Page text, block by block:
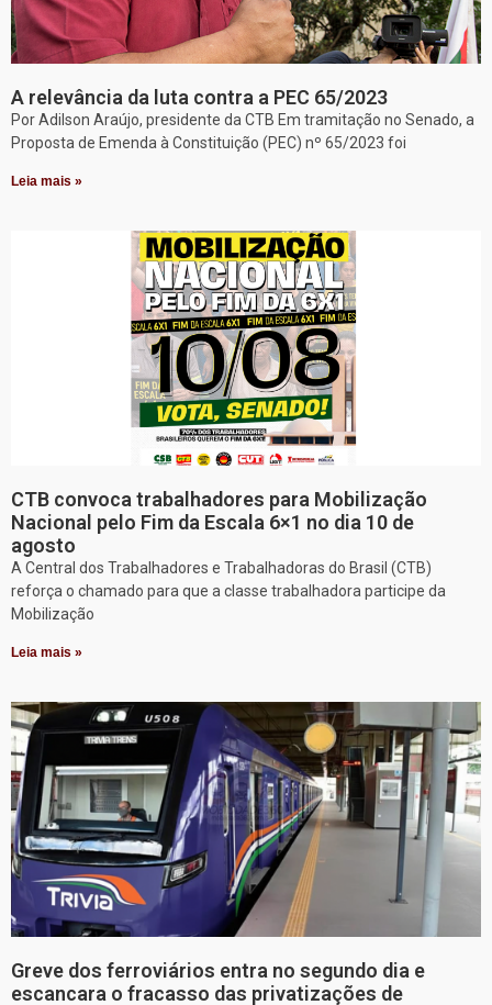
A relevância da luta contra a PEC 65/2023
Por Adilson Araújo, presidente da CTB Em tramitação no Senado, a
Proposta de Emenda à Constituição (PEC) nº 65/2023 foi
Leia mais »
CTB convoca trabalhadores para Mobilização
Nacional pelo Fim da Escala 6×1 no dia 10 de
agosto
A Central dos Trabalhadores e Trabalhadoras do Brasil (CTB)
reforça o chamado para que a classe trabalhadora participe da
Mobilização
Leia mais »
Greve dos ferroviários entra no segundo dia e
escancara o fracasso das privatizações de